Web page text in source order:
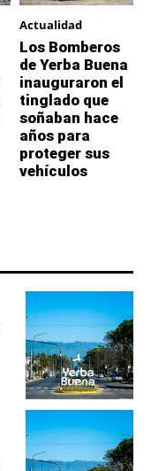
Actualidad
Los Bomberos
de Yerba Buena
inauguraron el
tinglado que
soñaban hace
años para
proteger sus
vehículos